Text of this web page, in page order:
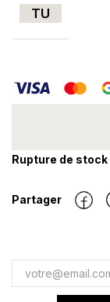
TU
Rupture de stock
Partager